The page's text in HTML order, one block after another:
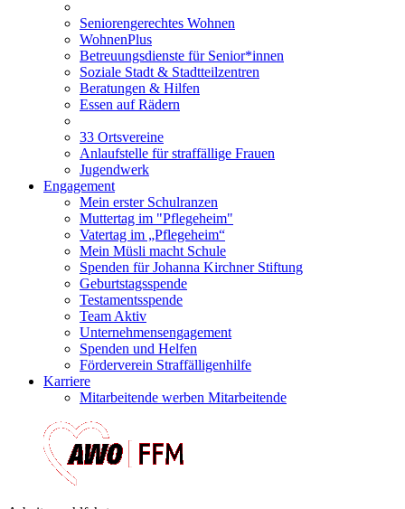
Seniorengerechtes Wohnen
WohnenPlus
Betreuungsdienste für Senior*innen
Soziale Stadt & Stadtteilzentren
Beratungen & Hilfen
Essen auf Rädern
33 Ortsvereine
Anlaufstelle für straffällige Frauen
Jugendwerk
Engagement
Mein erster Schulranzen
Muttertag im "Pflegeheim"
Vatertag im „Pflegeheim“
Mein Müsli macht Schule
Spenden für Johanna Kirchner Stiftung
Geburtstagsspende
Testamentsspende
Team Aktiv
Unternehmensengagement
Spenden und Helfen
Förderverein Straffälligenhilfe
Karriere
Mitarbeitende werben Mitarbeitende